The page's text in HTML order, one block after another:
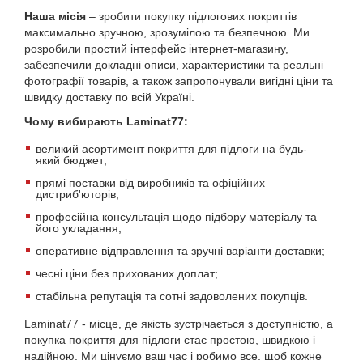
Наша місія – зробити покупку підлогових покриттів
максимально зручною, зрозумілою та безпечною. Ми
розробили простий інтерфейс інтернет-магазину,
забезпечили докладні описи, характеристики та реальні
фотографії товарів, а також запропонували вигідні ціни та
швидку доставку по всій Україні.
Чому вибирають Laminat77:
великий асортимент покриття для підлоги на будь-
який бюджет;
прямі поставки від виробників та офіційних
дистриб'юторів;
професійна консультація щодо підбору матеріалу та
його укладання;
оперативне відправлення та зручні варіанти доставки;
чесні ціни без прихованих доплат;
стабільна репутація та сотні задоволених покупців.
Laminat77 - місце, де якість зустрічається з доступністю, а
покупка покриття для підлоги стає простою, швидкою і
надійною. Ми цінуємо ваш час і робимо все, щоб кожне